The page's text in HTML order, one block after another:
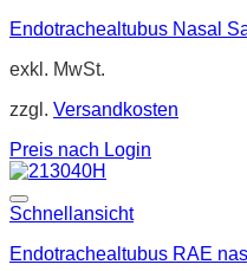
Endotrachealtubus Nasal
exkl. MwSt.
zzgl. Versandkosten
Preis nach Login
Schnellansicht
Endotrachealtubus RAE